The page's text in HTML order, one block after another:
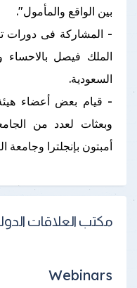
بين الواقع والمأمول".
- المشاركة فى دورات
الملك فيصل بالاحساء
السعودية.
- قيام بعض أعضاء
وبعثات لعدد من
أمبتون بإنجلترا وجامعة
مكتب العلاقات
Webinars